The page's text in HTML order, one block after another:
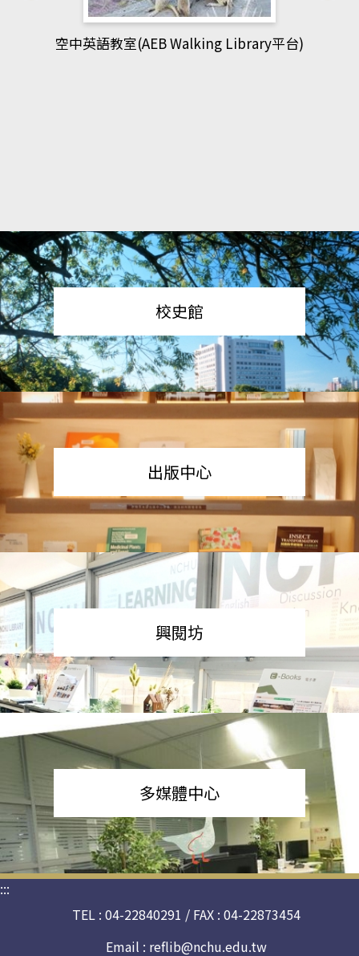
平台) 網管人(kono平台)
校史館
出版中心
興閱坊
多媒體中心
:::
TEL : 04-22840291 / FAX : 04-22873454
Email : reflib@nchu.edu.tw